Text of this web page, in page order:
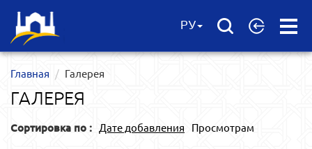
Open
РУ
Главная Галерея
ГАЛЕРЕЯ
Сортировка по : Дате добавления Просмотрам